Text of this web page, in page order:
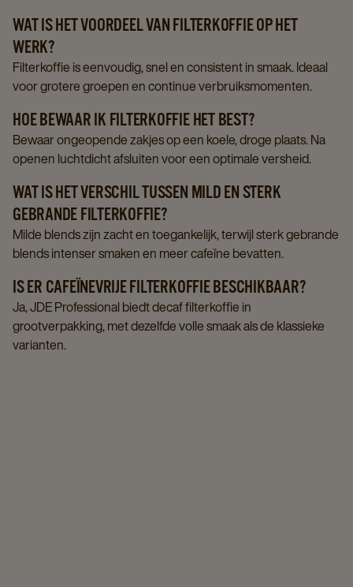
WAT IS HET VOORDEEL VAN FILTERKOFFIE OP HET
WERK?
Filterkoffie is eenvoudig, snel en consistent in smaak. Ideaal
voor grotere groepen en continue verbruiksmomenten.
HOE BEWAAR IK FILTERKOFFIE HET BEST?
Bewaar ongeopende zakjes op een koele, droge plaats. Na
openen luchtdicht afsluiten voor een optimale versheid.
WAT IS HET VERSCHIL TUSSEN MILD EN STERK
GEBRANDE FILTERKOFFIE?
Milde blends zijn zacht en toegankelijk, terwijl sterk gebrande
blends intenser smaken en meer cafeïne bevatten.
IS ER CAFEÏNEVRIJE FILTERKOFFIE BESCHIKBAAR?
Ja, JDE Professional biedt decaf filterkoffie in
grootverpakking, met dezelfde volle smaak als de klassieke
varianten.